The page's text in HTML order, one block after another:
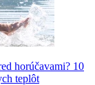
horúčavami? 10
teplôt